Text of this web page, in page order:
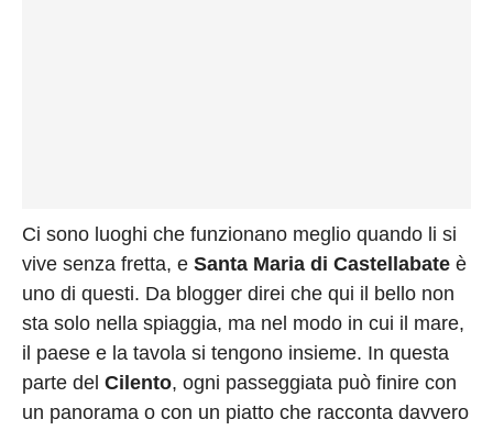
Ci sono luoghi che funzionano meglio quando li si
vive senza fretta, e Santa Maria di Castellabate è
uno di questi. Da blogger direi che qui il bello non
sta solo nella spiaggia, ma nel modo in cui il mare,
il paese e la tavola si tengono insieme. In questa
parte del Cilento, ogni passeggiata può finire con
un panorama o con un piatto che racconta davvero